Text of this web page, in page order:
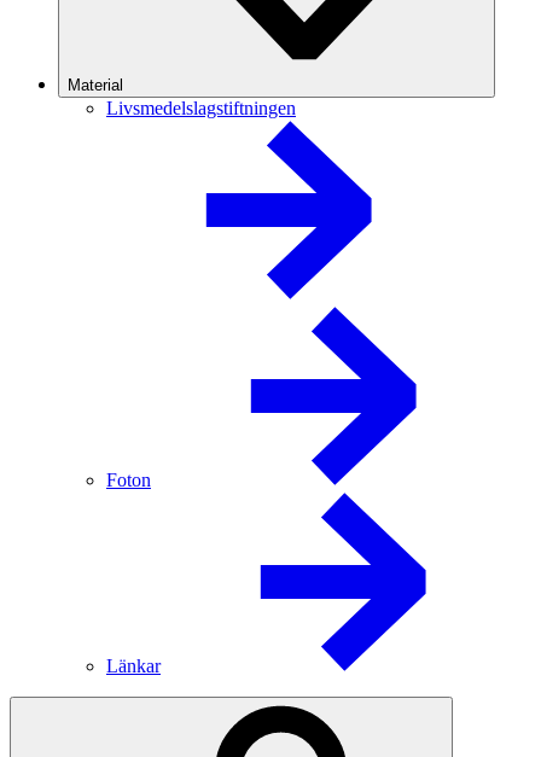
Material
Livsmedelslagstiftningen
Foton
Länkar